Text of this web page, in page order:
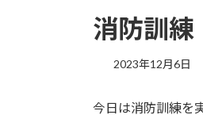
消防訓練
2023年12月6日
今日は消防訓練を